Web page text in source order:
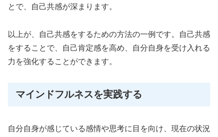
とで、自己共感が深まります。
以上が、自己共感をするための方法の一例です。自己共感
をすることで、自己肯定感を高め、自分自身を受け入れる
力を強化することができます。
マインドフルネスを実践する
自分自身が感じている感情や思考に目を向け、現在の状況